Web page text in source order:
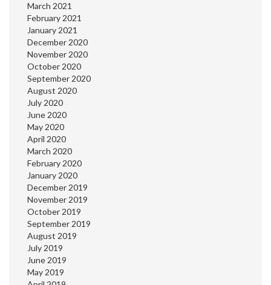
March 2021
February 2021
January 2021
December 2020
November 2020
October 2020
September 2020
August 2020
July 2020
June 2020
May 2020
April 2020
March 2020
February 2020
January 2020
December 2019
November 2019
October 2019
September 2019
August 2019
July 2019
June 2019
May 2019